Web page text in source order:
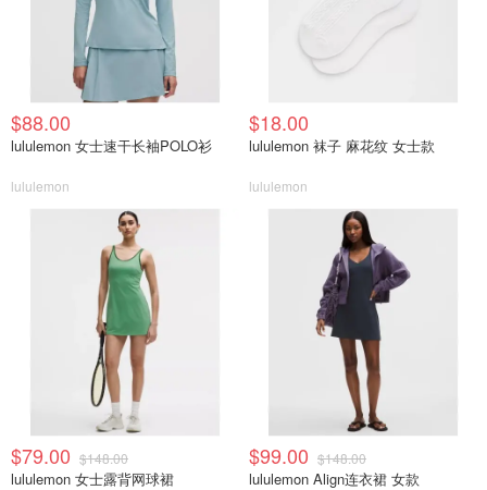
$88.00
lululemon 女士速干长袖POLO衫
lululemon
$18.00
lululemon 袜子 麻花纹 女士款
lululemon
$79.00 $148.00
lululemon 女士露背网球裙
$99.00 $148.00
lululemon Align连衣裙 女款